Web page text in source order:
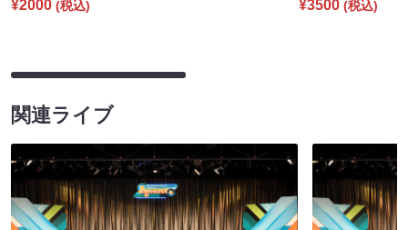
¥2000 (税込)
¥3500 (税込)
関連ライブ